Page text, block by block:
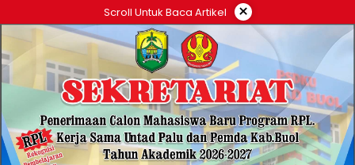
ke
konten
Scroll Untuk Baca Artikel ×